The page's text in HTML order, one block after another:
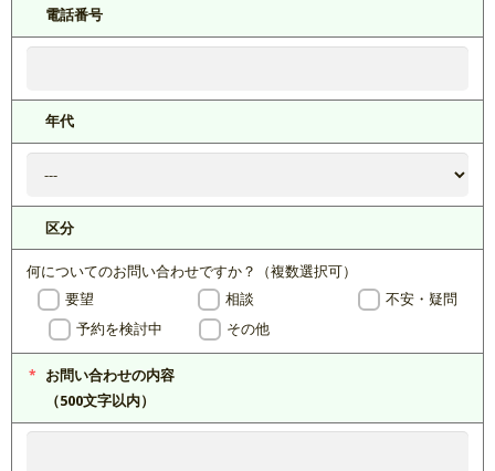
電話番号
年代
区分
何についてのお問い合わせですか？（複数選択可）
要望
相談
不安・疑問
予約を検討中
その他
お問い合わせの内容
（500文字以内）